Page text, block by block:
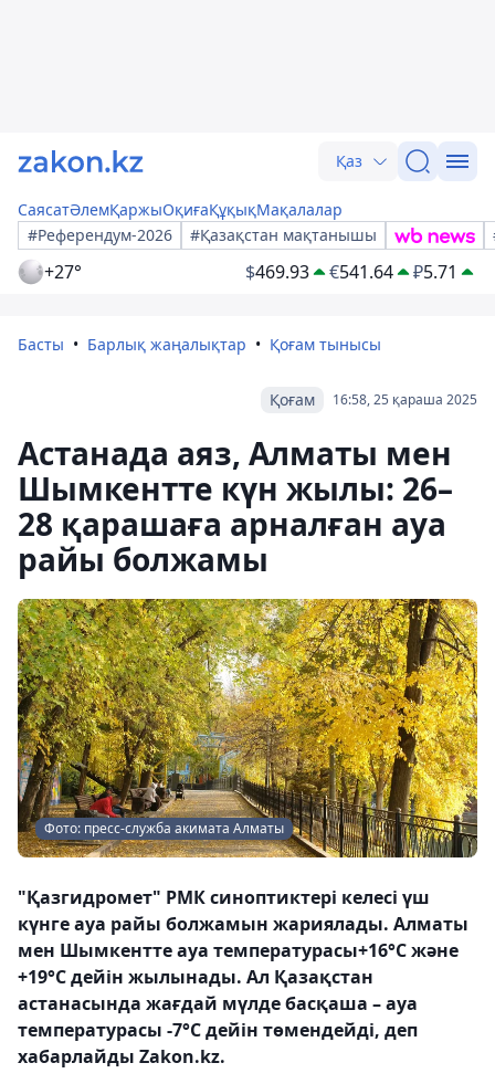
Қаз
СаясатӘлемҚаржыОқиғаҚұқықМақалалар
#Референдум-2026
#Қазақстан мақтанышы
+27° $469.93 €541.64 ₽5.71
Басты Барлық жаңалықтар Қоғам тынысы
16:58, 25 қараша 2025
Қоғам
Астанада аяз, Алматы мен
Шымкентте күн жылы: 26–
28 қарашаға арналған ауа
райы болжамы
Фото: пресс-служба акимата Алматы
"Қазгидромет" РМК синоптиктері келесі үш
күнге ауа райы болжамын жариялады. Алматы
мен Шымкентте ауа температурасы+16°С және
+19°С дейін жылынады. Ал Қазақстан
астанасында жағдай мүлде басқаша – ауа
температурасы -7°С дейін төмендейді, деп
хабарлайды Zakon.kz.